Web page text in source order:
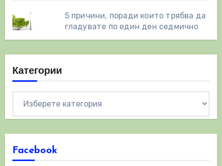
5 причини, поради които трябва да
гладувате по един ден седмично
Категории
Facebook